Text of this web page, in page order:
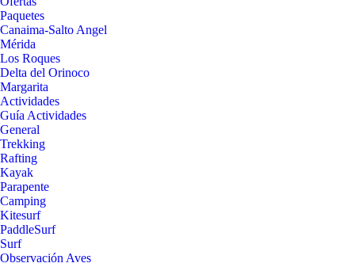
Paquetes
Canaima-Salto Angel
Mérida
Los Roques
Delta del Orinoco
Margarita
Actividades
Guía Actividades
General
Trekking
Rafting
Kayak
Parapente
Camping
Kitesurf
PaddleSurf
Surf
Observación Aves